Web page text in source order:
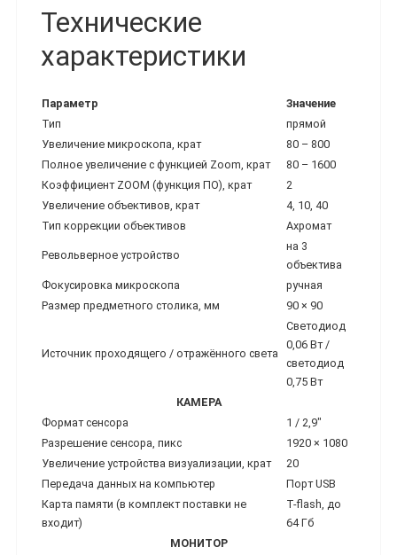
Технические
характеристики
Параметр
Значение
Тип
прямой
Увеличение микроскопа, крат
80 – 800
Полное увеличение с функцией Zoom, крат
80 – 1600
Коэффициент ZOOM (функция ПО), крат
2
Увеличение объективов, крат
4, 10, 40
Тип коррекции объективов
Ахромат
Револьверное устройство
на 3
объектива
Фокусировка микроскопа
ручная
Размер предметного столика, мм
90 × 90
Источник проходящего / отражённого света
Светодиод
0,06 Вт /
светодиод
0,75 Вт
КАМЕРА
Формат сенсора
1 / 2,9″
Разрешение сенсора, пикс
1920 × 1080
Увеличение устройства визуализации, крат
20
Передача данных на компьютер
Порт USB
Карта памяти (в комплект поставки не
входит)
T-flash, до
64 Гб
МОНИТОР